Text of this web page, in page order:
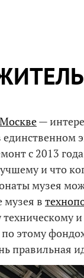
—
с 2013
и что
музея
в
техническому
по этому
правильная